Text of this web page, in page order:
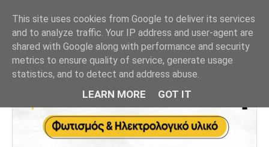
This site uses cookies from Google to deliver its services
and to analyze traffic. Your IP address and user-agent are
shared with Google along with performance and security
metrics to ensure quality of service, generate usage
statistics, and to detect and address abuse.
LEARN MORE GOT IT